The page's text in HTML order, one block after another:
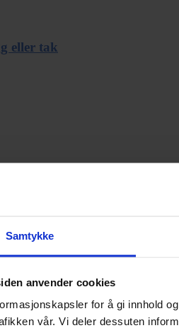
Samtykke
anvender cookies
for å gi innhold
vår. Vi deler dessuten
eller tak